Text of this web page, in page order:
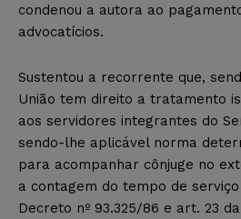
condenou a autora ao
advocatícios.
Sustentou a recorrente que,
União tem direito a tratamento
aos servidores integrantes do
sendo-lhe aplicável norma
para acompanhar cônjuge no
a contagem do tempo de serviço
Decreto nº 93.325/86 e art. 23 da